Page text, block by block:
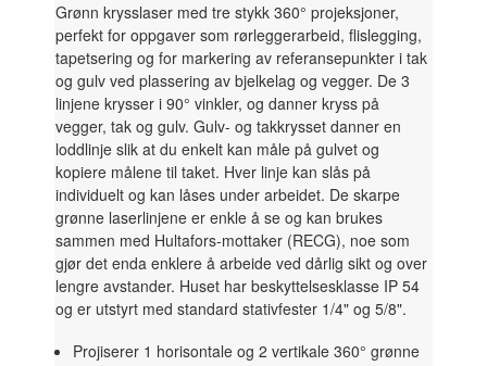
Grønn krysslaser med tre stykk 360° projeksjoner,
perfekt for oppgaver som rørleggerarbeid, flislegging,
tapetsering og for markering av referansepunkter i tak
og gulv ved plassering av bjelkelag og vegger. De 3
linjene krysser i 90° vinkler, og danner kryss på
vegger, tak og gulv. Gulv- og takkrysset danner en
loddlinje slik at du enkelt kan måle på gulvet og
kopiere målene til taket. Hver linje kan slås på
individuelt og kan låses under arbeidet. De skarpe
grønne laserlinjene er enkle å se og kan brukes
sammen med Hultafors-mottaker (RECG), noe som
gjør det enda enklere å arbeide ved dårlig sikt og over
lengre avstander. Huset har beskyttelsesklasse IP 54
og er utstyrt med standard stativfester 1/4" og 5/8".
Projiserer 1 horisontale og 2 vertikale 360° grønne